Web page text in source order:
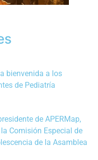
bienvenida a los
de Pediatría
de APERMap,
Comisión Especial de
de la Asamblea